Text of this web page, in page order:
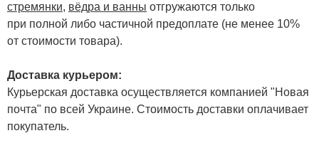
стремянки, вёдра и ванны отгружаются только
при полной либо частичной предоплате (не менее 10%
от стоимости товара).
Доставка курьером:
Курьерская доставка осуществляется компанией "Новая
почта" по всей Украине. Стоимость доставки оплачивает
покупатель.